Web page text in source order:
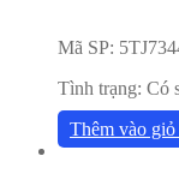
Mã SP:
Tình trạng: Có
Thêm vào giỏ